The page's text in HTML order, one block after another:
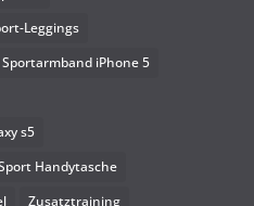
Leggings
Sportarmband iPhone 5
s5
Handytasche
Zusatztraining